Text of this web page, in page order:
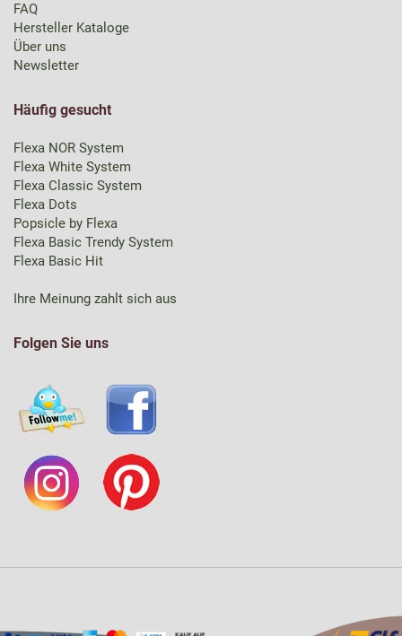
FAQ
Hersteller Kataloge
Über uns
Newsletter
Häufig gesucht
Flexa NOR System
Flexa White System
Flexa Classic System
Flexa Dots
Popsicle by Flexa
Flexa Basic Trendy System
Flexa Basic Hit
Ihre Meinung zahlt sich aus
Folgen Sie uns